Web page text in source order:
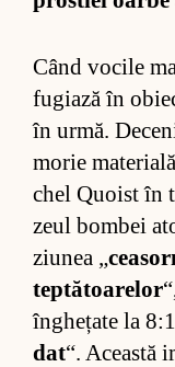
Când vo­cile
fu­gi­ază în
în ur­mă.
mo­rie
chel Qu­o­ist în
zeul bom­bei
ziu­nea „
tep­tă­toa­re­lor
în­ghe­țate la
dat“. Această